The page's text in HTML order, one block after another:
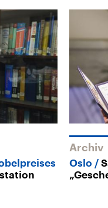
Archiv
Oslo